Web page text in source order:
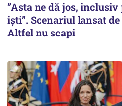
”Asta ne dă jos, inclusiv
iști”. Scenariul lansat
Altfel nu scapi